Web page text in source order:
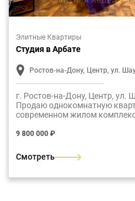
Элитные Квартиры
Студия в Арбате
Ростов-на-Дону, Центр, ул.
г. Ростов-на-Дону, Центр, ул.
Продаю однокомнатную
современном жилом
Планировка: холл, ванная,
квартире выполнен
дизайнерский ремонт.
для комфортного
9 800 000 ₽
Смотреть